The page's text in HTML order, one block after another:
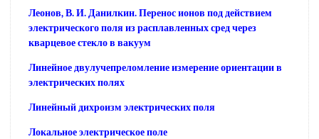
Леонов, В. И. Данилкин. Перенос ионов под действием
электрического поля из расплавленных сред через
кварцевое стекло в вакуум
Линейное двулучепреломление измерение ориентации в
электрических полях
Линейный дихроизм электрических поля
Локальное электрическое поле